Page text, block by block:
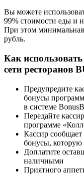
Вы можете
99% стоимости еды и
При этом
рубль.
Как
сети ресторанов
Предупредите
бонусы
в системе
Передайте
программе
Кассир
бонусы,
Доплатите
наличными
Приятного